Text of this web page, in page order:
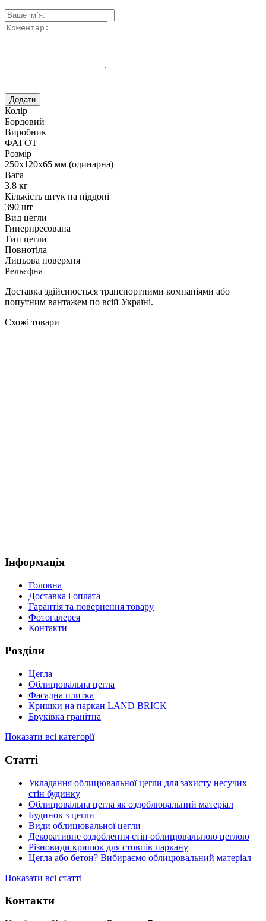
Колір
Бордовий
Виробник
ФАГОТ
Розмір
250х120х65 мм (одинарна)
Вага
3.8 кг
Кількість штук на піддоні
390 шт
Вид цегли
Гиперпресована
Тип цегли
Повнотіла
Лицьова поверхня
Рельєфна
Доставка здійснюється транспортними компаніями або
попутним вантажем по всій Україні.
Схожі товари
Інформація
Головна
Доставка і оплата
Гарантія та повернення товару
Фотогалерея
Контакти
Розділи
Цегла
Облицювальна цегла
Фасадна плитка
Кришки на паркан LAND BRICK
Бруківка гранітна
Показати всі категорії
Статті
Укладання облицювальної цегли для захисту несучих
стін будинку
Облицювальна цегла як оздоблювальний матеріал
Будинок з цегли
Види облицювальної цегли
Декоративне оздоблення стін облицювальною цеглою
Різновиди кришок для стовпів паркану
Цегла або бетон? Вибираємо облицювальний матеріал
Показати всі статті
Контакти